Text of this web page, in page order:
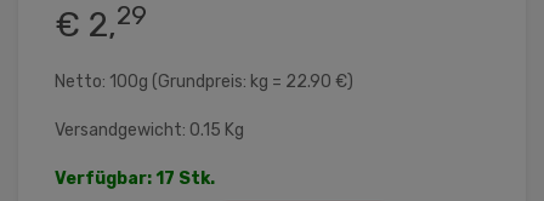
€ 2,29
Netto: 100g (Grundpreis: kg = 22.90 €)
Versandgewicht: 0.15 Kg
Verfügbar: 17 Stk.